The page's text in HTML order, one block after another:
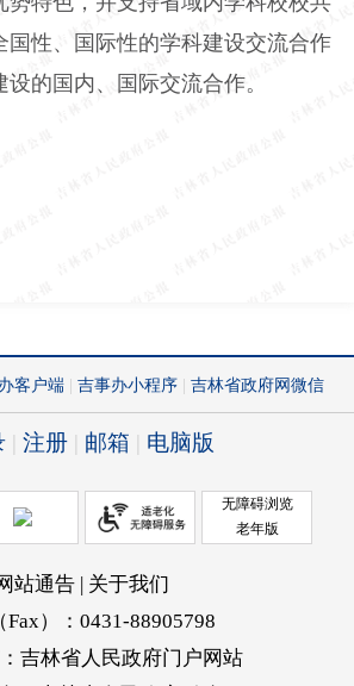
国性、国际性的学科建设交流合作
的国内、国际交流合作。